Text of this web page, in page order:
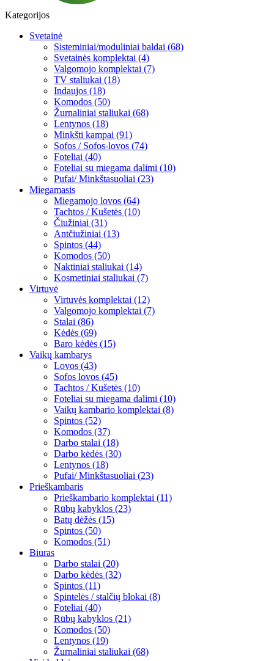
Kategorijos
Svetainė
Sisteminiai/moduliniai baldai (68)
Svetainės komplektai (4)
Valgomojo komplektai (7)
TV staliukai (18)
Indaujos (18)
Komodos (50)
Žurnaliniai staliukai (68)
Lentynos (18)
Minkšti kampai (91)
Sofos / Sofos-lovos (74)
Foteliai (40)
Foteliai su miegama dalimi (10)
Pufai/ Minkštasuoliai (23)
Miegamasis
Miegamojo lovos (64)
Tachtos / Kušetės (10)
Čiužiniai (31)
Antčiužiniai (13)
Spintos (44)
Komodos (50)
Naktiniai staliukai (14)
Kosmetiniai staliukai (7)
Virtuvė
Virtuvės komplektai (12)
Valgomojo komplektai (7)
Stalai (86)
Kėdės (69)
Baro kėdės (15)
Vaikų kambarys
Lovos (43)
Sofos lovos (45)
Tachtos / Kušetės (10)
Foteliai su miegama dalimi (10)
Vaikų kambario komplektai (8)
Spintos (52)
Komodos (37)
Darbo stalai (18)
Darbo kėdės (30)
Lentynos (18)
Pufai/ Minkštasuoliai (23)
Prieškambaris
Prieškambario komplektai (11)
Rūbų kabyklos (23)
Batų dėžės (15)
Spintos (50)
Komodos (51)
Biuras
Darbo stalai (20)
Darbo kėdės (32)
Spintos (11)
Spintelės / stalčių blokai (8)
Foteliai (40)
Rūbų kabyklos (21)
Komodos (50)
Lentynos (19)
Žurnaliniai staliukai (68)